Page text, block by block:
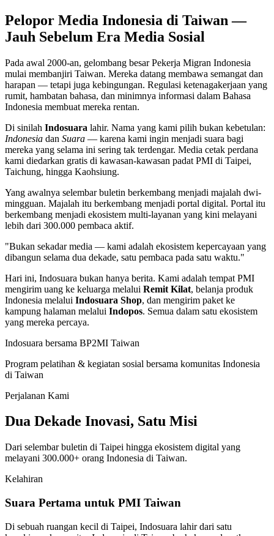
Pelopor Media Indonesia di Taiwan —
Jauh Sebelum Era Media Sosial
Pada awal 2000-an, gelombang besar Pekerja Migran Indonesia
mulai membanjiri Taiwan. Mereka datang membawa semangat dan
harapan — tetapi juga kebingungan. Regulasi ketenagakerjaan yang
rumit, hambatan bahasa, dan minimnya informasi dalam Bahasa
Indonesia membuat mereka rentan.
Di sinilah Indosuara lahir. Nama yang kami pilih bukan kebetulan:
Indonesia dan Suara — karena kami ingin menjadi suara bagi
mereka yang selama ini sering tak terdengar. Media cetak perdana
kami diedarkan gratis di kawasan-kawasan padat PMI di Taipei,
Taichung, hingga Kaohsiung.
Yang awalnya selembar buletin berkembang menjadi majalah dwi-
mingguan. Majalah itu berkembang menjadi portal digital. Portal itu
berkembang menjadi ekosistem multi-layanan yang kini melayani
lebih dari 300.000 pembaca aktif.
"Bukan sekadar media — kami adalah ekosistem kepercayaan yang
dibangun selama dua dekade, satu pembaca pada satu waktu."
Hari ini, Indosuara bukan hanya berita. Kami adalah tempat PMI
mengirim uang ke keluarga melalui Remit Kilat, belanja produk
Indonesia melalui Indosuara Shop, dan mengirim paket ke
kampung halaman melalui Indopos. Semua dalam satu ekosistem
yang mereka percaya.
Indosuara bersama BP2MI Taiwan
Program pelatihan & kegiatan sosial bersama komunitas Indonesia
di Taiwan
Perjalanan Kami
Dua Dekade Inovasi, Satu Misi
Dari selembar buletin di Taipei hingga ekosistem digital yang
melayani 300.000+ orang Indonesia di Taiwan.
Kelahiran
Suara Pertama untuk PMI Taiwan
Di sebuah ruangan kecil di Taipei, Indosuara lahir dari satu